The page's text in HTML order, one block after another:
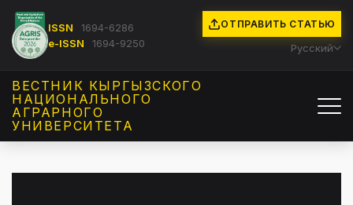
ISSN
1694-6286
e-ISSN
1694-9250
ОТПРАВИТЬ СТАТЬЮ
Русский
ВЕСТНИК КЫРГЫЗCКОГО
НАЦИОНАЛЬНОГО
АГРАРНОГО
УНИВЕРСИТЕТА